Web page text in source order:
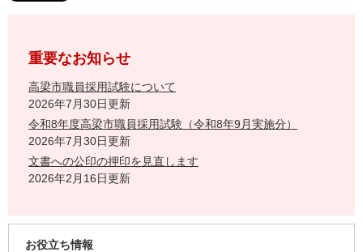
重要なお知らせ
高梁市職員採用試験について
2026年7月30日更新
令和8年度高梁市職員採用試験（令和8年9月実施分）
2026年7月30日更新
文書への公印の押印を見直します
2026年2月16日更新
お役立ち情報